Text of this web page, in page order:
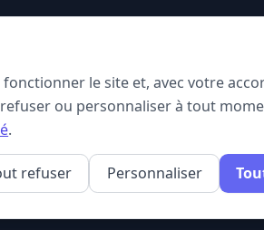
le site et, avec votre
ou personnaliser à tout
.
refuser Personnaliser